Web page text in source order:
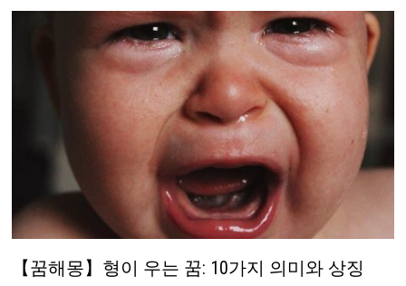
【꿈해몽】형이 우는 꿈: 10가지 의미와 상징